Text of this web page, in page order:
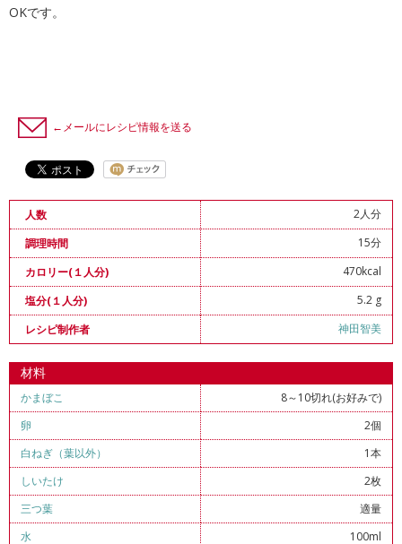
OKです。
←メールにレシピ情報を送る
人数
2人分
調理時間
15分
カロリー(１人分)
470kcal
塩分(１人分)
5.2 g
レシピ制作者
神田智美
材料
かまぼこ
8～10切れ(お好みで)
卵
2個
白ねぎ（葉以外）
1本
しいたけ
2枚
三つ葉
適量
水
100ml